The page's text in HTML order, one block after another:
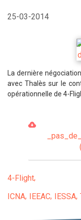
25-03-2014
La dernière
avec Thalès sur le
opérationnelle de 4-
4-Flight
ICNA IEEAC IESSA